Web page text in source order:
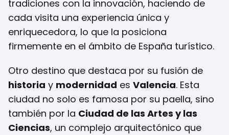
tradiciones con la innovación, haciendo de
cada visita una experiencia única y
enriquecedora, lo que la posiciona
firmemente en el ámbito de España turístico.
Otro destino que destaca por su fusión de
historia y modernidad es Valencia. Esta
ciudad no solo es famosa por su paella, sino
también por la Ciudad de las Artes y las
Ciencias, un complejo arquitectónico que